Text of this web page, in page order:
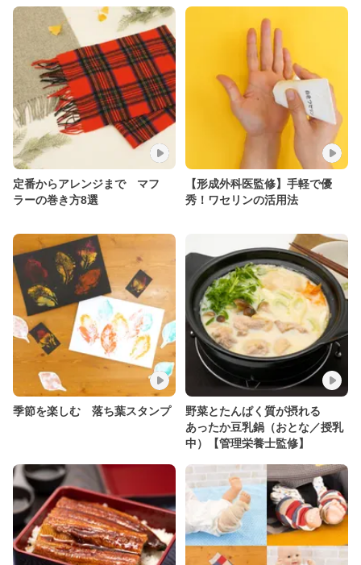
定番からアレンジまで マフ
ラーの巻き方8選
【形成外科医監修】手軽で優
秀！ワセリンの活用法
季節を楽しむ 落ち葉スタンプ
野菜とたんぱく質が摂れる
あったか豆乳鍋（おとな／授乳
中）【管理栄養士監修】